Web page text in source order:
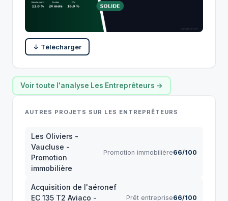
↓ Télécharger
Voir toute l'analyse Les Entreprêteurs →
AUTRES PROJETS SUR LES ENTREPRÊTEURS
Les Oliviers -
Vaucluse -
Promotion
immobilière
Promotion immobilière66/100
Acquisition de l'aéronef
EC 135 T2 Aviaco -
Prêt entreprise66/100